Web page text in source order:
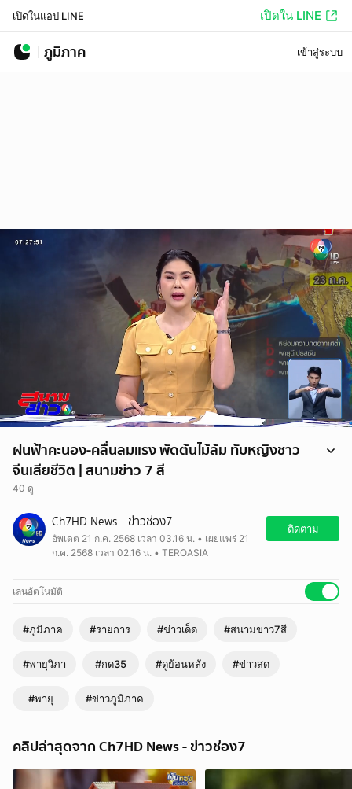
เปิดในแอป LINE เปิดใน LINE
ภูมิภาค เข้าสู่ระบบ
ฝนฟ้าคะนอง-คลื่นลมแรง พัดต้นไม้ล้ม ทับหญิงชาว
จีนเสียชีวิต | สนามข่าว 7 สี
40 ดู
สนามข่าว 7 สี - อิทธิพลของพายุวิภา และมรสุมตะวันตกเฉียงใต้ ส่งผลให้
ต้นไม้ใหญ่ล้มทับนักท่องเที่ยวหญิงชาวจีนเสียชีวิตต่อหน้าสามี ลมพัดต้นไม้
Ch7HD News - ข่าวช่อง7
อัพเดต 21 ก.ค. 2568 เวลา 03.16 น. • เผยแพร่ 21
ก.ค. 2568 เวลา 02.16 น. • TEROASIA
ติดตาม
เล่นอัตโนมัติ
#ภูมิภาค #รายการ #ข่าวเด็ด #สนามข่าว7สี
#พายุวิภา #กด35 #ดูย้อนหลัง #ข่าวสด
#พายุ #ข่าวภูมิภาค
คลิปล่าสุดจาก Ch7HD News - ข่าวช่อง7